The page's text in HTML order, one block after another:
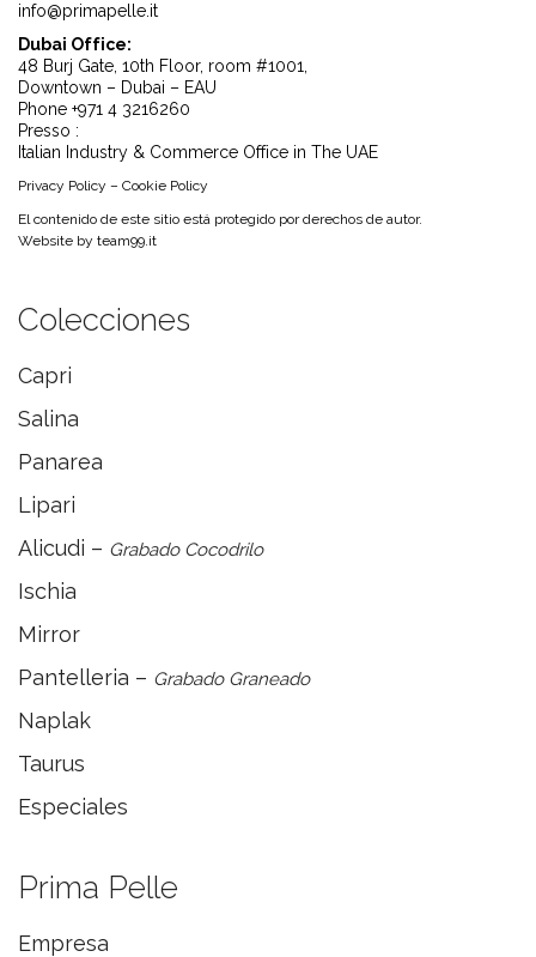
info@primapelle.it
Dubai Office:
48 Burj Gate, 10th Floor, room #1001,
Downtown – Dubai – EAU
Phone +971 4 3216260
Presso :
Italian Industry & Commerce Office in The UAE
Privacy Policy – Cookie Policy
El contenido de este sitio está protegido por derechos de autor.
Website by team99.it
Colecciones
Capri
Salina
Panarea
Lipari
Alicudi – Grabado Cocodrilo
Ischia
Mirror
Pantelleria – Grabado Graneado
Naplak
Taurus
Especiales
Prima Pelle
Empresa